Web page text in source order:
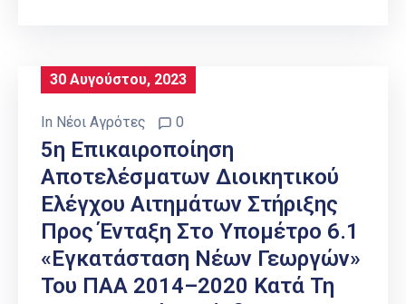
30 Αυγούστου, 2023
In Νέοι Αγρότες 0
5η Επικαιροποίηση
Αποτελέσματων Διοικητικού
Ελέγχου Αιτημάτων Στήριξης
Προς Ένταξη Στο Υπομέτρο 6.1
«Εγκατάσταση Νέων Γεωργών»
Του ΠΑΑ 2014–2020 Κατά Τη